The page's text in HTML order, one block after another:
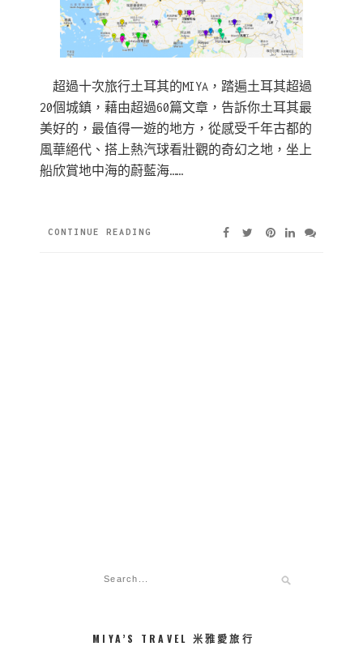
超過十次旅行土耳其的MIYA，踏遍土耳其超過
20個城鎮，藉由超過60篇文章，告訴你土耳其最
美好的，最值得一遊的地方，從感受千年古都的
風華絕代、搭上熱汽球看壯觀的奇幻之地，坐上
船欣賞地中海的蔚藍海……
CONTINUE READING
MIYA’S TRAVEL 米雅愛旅行